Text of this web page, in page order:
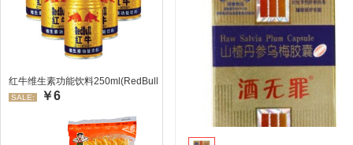
红牛维生素功能饮料250ml(RedBull/红牛)
SALE: ￥6